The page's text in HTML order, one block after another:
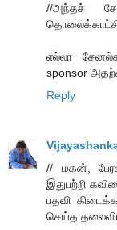
//அந்தச்
எல்லா
sponsor
Reply
// மகன்,
இதுபற்றி
பதவி
செய்த